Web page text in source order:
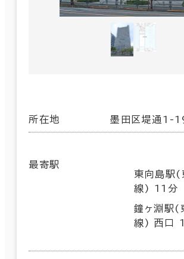
所在地 墨田区堤通1-
最寄駅
東向島駅(
線) 11分
鐘ヶ淵駅(
線) 西口